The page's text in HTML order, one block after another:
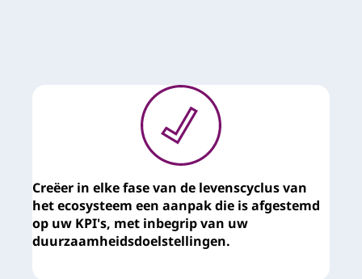
Creëer in elke fase van de levenscyclus van
het ecosysteem een aanpak die is afgestemd
op uw KPI's, met inbegrip van uw
duurzaamheidsdoelstellingen.